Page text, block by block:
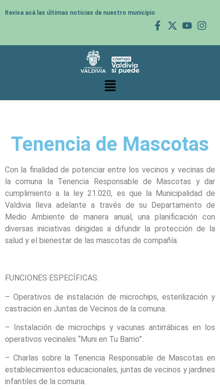
Revisa acá las últimas noticias de nuestro municipio
Tenencia de Mascotas
Con la finalidad de potenciar entre los vecinos y vecinas de
la comuna la Tenencia Responsable de Mascotas y dar
cumplimiento a la ley 21.020, es que la Municipalidad de
Valdivia lleva adelante a través de su Departamento de
Medio Ambiente de manera anual, una planificación con
diversas iniciativas dirigidas a difundir la protección de la
salud y el bienestar de las mascotas de compañía.
FUNCIONES ESPECÍFICAS:
– Operativos de instalación de microchips, esterilización y
castración en Juntas de Vecinos de la comuna.
– Instalación de microchips y vacunas antirrábicas en los
operativos vecinales “Muni en Tu Barrio”.
– Charlas sobre la Tenencia Responsable de Mascotas en
establecimientos educacionales, juntas de vecinos y jardines
infantiles de la comuna.